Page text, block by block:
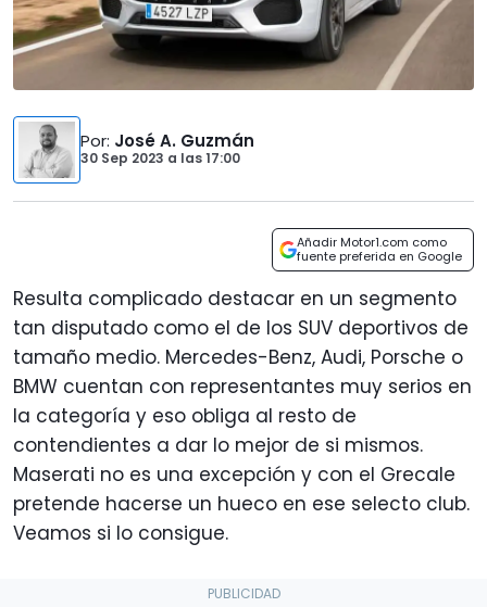
Por: José A. Guzmán
30 Sep 2023 a las17:00
Añadir Motor1.com como
fuente preferida en Google
Resulta complicado destacar en un segmento
tan disputado como el de los SUV deportivos de
tamaño medio. Mercedes-Benz, Audi, Porsche o
BMW cuentan con representantes muy serios en
la categoría y eso obliga al resto de
contendientes a dar lo mejor de si mismos.
Maserati no es una excepción y con el Grecale
pretende hacerse un hueco en ese selecto club.
Veamos si lo consigue.